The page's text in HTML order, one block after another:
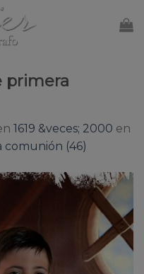
primera
1619 &veces; 2000 en
comunión (46)